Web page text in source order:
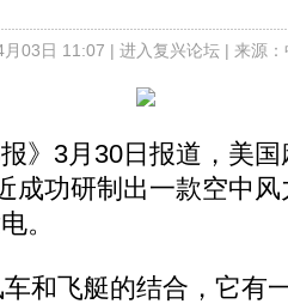
03日 11:07 | 进入复兴论坛| 来源
3月30日报道，美国
成功研制出一款空中
。
飞艇的结合，它有